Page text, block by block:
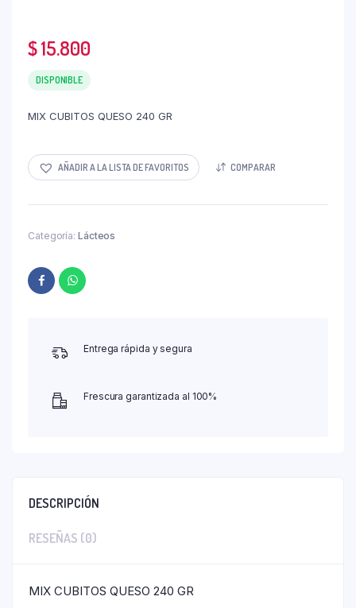
$15.800
DISPONIBLE
MIX CUBITOS QUESO 240 GR
AÑADIR A LA LISTA DE FAVORITOS COMPARAR
Categoría: Lácteos
Entrega rápida y segura
Frescura garantizada al 100%
DESCRIPCIÓN
RESEÑAS (0)
MIX CUBITOS QUESO 240 GR